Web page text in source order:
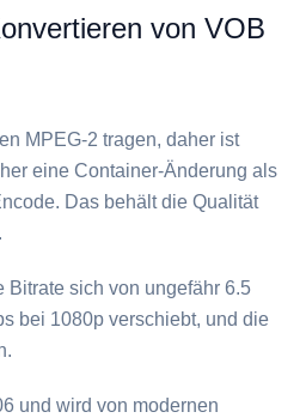
von ⁦VOB⁩
MPEG-2 tragen, daher ist
eine Container-Änderung als
Das behält die Qualität
Bitrate sich von ungefähr 6.5
bei 1080p verschiebt, und die
und wird von modernen